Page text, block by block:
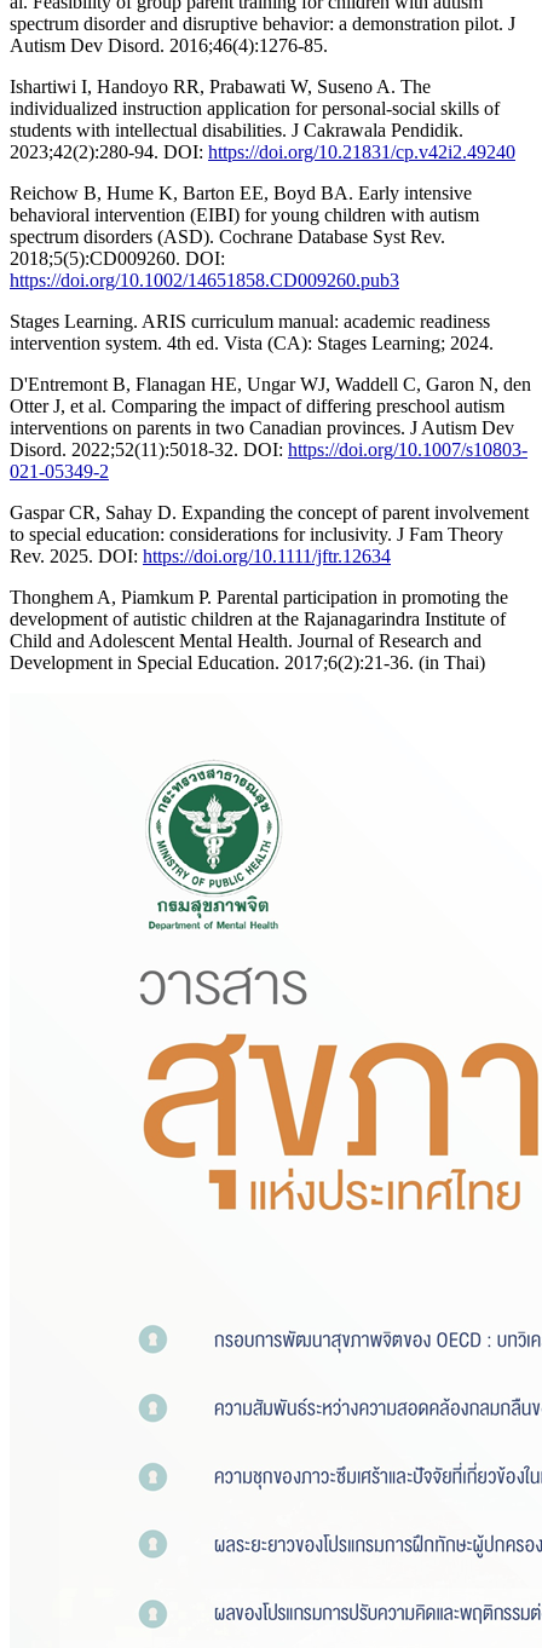
spectrum disorder and disruptive behavior: a demonstration pilot. J
Autism Dev Disord. 2016;46(4):1276-85.
Ishartiwi I, Handoyo RR, Prabawati W, Suseno A. The
individualized instruction application for personal-social skills of
students with intellectual disabilities. J Cakrawala Pendidik.
2023;42(2):280-94. DOI: https://doi.org/10.21831/cp.v42i2.49240
Reichow B, Hume K, Barton EE, Boyd BA. Early intensive
behavioral intervention (EIBI) for young children with autism
spectrum disorders (ASD). Cochrane Database Syst Rev.
2018;5(5):CD009260. DOI:
https://doi.org/10.1002/14651858.CD009260.pub3
Stages Learning. ARIS curriculum manual: academic readiness
intervention system. 4th ed. Vista (CA): Stages Learning; 2024.
D'Entremont B, Flanagan HE, Ungar WJ, Waddell C, Garon N, den
Otter J, et al. Comparing the impact of differing preschool autism
interventions on parents in two Canadian provinces. J Autism Dev
Disord. 2022;52(11):5018-32. DOI: https://doi.org/10.1007/s10803-
021-05349-2
Gaspar CR, Sahay D. Expanding the concept of parent involvement
to special education: considerations for inclusivity. J Fam Theory
Rev. 2025. DOI: https://doi.org/10.1111/jftr.12634
Thonghem A, Piamkum P. Parental participation in promoting the
development of autistic children at the Rajanagarindra Institute of
Child and Adolescent Mental Health. Journal of Research and
Development in Special Education. 2017;6(2):21-36. (in Thai)